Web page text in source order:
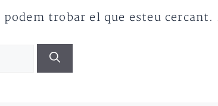
podem trobar el que esteu